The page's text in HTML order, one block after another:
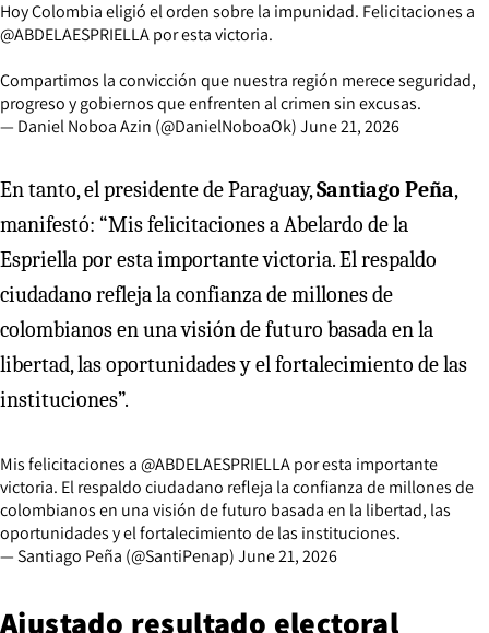
Hoy Colombia eligió el orden sobre la impunidad. Felicitaciones a
@ABDELAESPRIELLApor esta victoria.
Compartimos la convicción que nuestra región merece seguridad,
progreso y gobiernos que enfrenten al crimen sin excusas.
— Daniel Noboa Azin (@DanielNoboaOk)June 21, 2026
En tanto, el presidente de Paraguay,Santiago Peña,
manifestó: “Mis felicitaciones a Abelardo de la
Espriella por esta importante victoria. El respaldo
ciudadano refleja la confianza de millones de
colombianos en una visión de futuro basada en la
libertad, las oportunidades y el fortalecimiento de las
instituciones”.
Mis felicitaciones a@ABDELAESPRIELLApor esta importante
victoria. El respaldo ciudadano refleja la confianza de millones de
colombianos en una visión de futuro basada en la libertad, las
oportunidades y el fortalecimiento de las instituciones.
— Santiago Peña (@SantiPenap)June 21, 2026
Ajustado resultado electoral